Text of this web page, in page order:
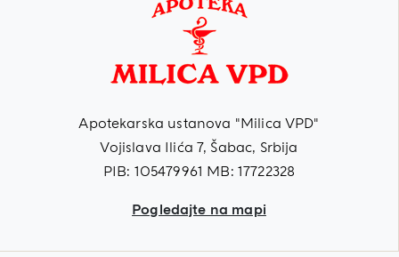
Apotekarska ustanova "Milica VPD"
Vojislava Ilića 7, Šabac, Srbija
PIB: 105479961 MB: 17722328
Pogledajte na mapi